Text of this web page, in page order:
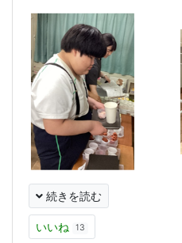
続きを読む
いいね 13